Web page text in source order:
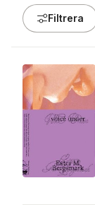
Filtrera